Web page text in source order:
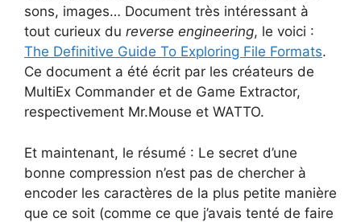
sons, images… Document très intéressant à
tout curieux du reverse engineering, le voici :
The Definitive Guide To Exploring File Formats.
Ce document a été écrit par les créateurs de
MultiEx Commander et de Game Extractor,
respectivement Mr.Mouse et WATTO.
Et maintenant, le résumé : Le secret d’une
bonne compression n’est pas de chercher à
encoder les caractères de la plus petite manière
que ce soit (comme ce que j’avais tenté de faire